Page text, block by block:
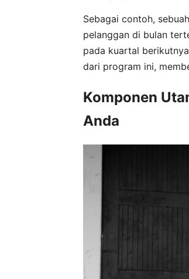
Sebagai contoh,
pelanggan di bulan
pada kuartal
dari program ini,
Komponen
Anda